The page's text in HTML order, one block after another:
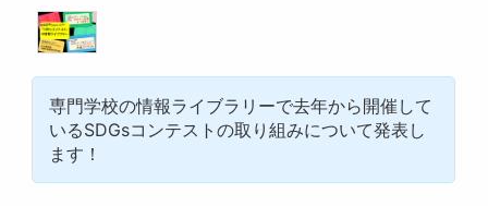
専門学校の情報ライブラリーで去年から開催して
いるSDGsコンテストの取り組みについて発表し
ます！